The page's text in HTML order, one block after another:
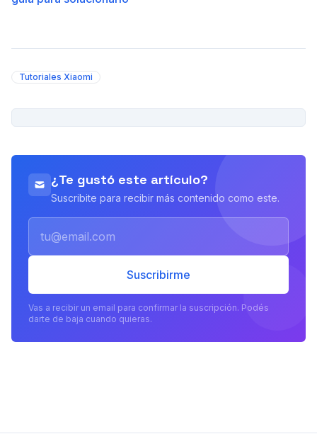
Tutoriales Xiaomi
¿Te gustó este artículo?
Suscribite para recibir más contenido como este.
Suscribirme
Vas a recibir un email para confirmar la suscripción. Podés
darte de baja cuando quieras.